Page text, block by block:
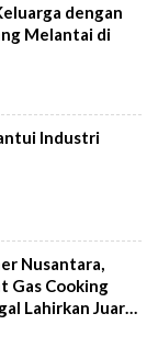
dengan
Melantai di
Industri
Nusantara,
Gas Cooking
Lahirkan Juara